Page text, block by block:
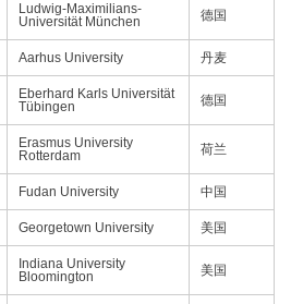
Ludwig-Maximilians-
Universität München
德国
Aarhus University 丹麦
Eberhard Karls Universität
Tübingen
德国
Erasmus University
Rotterdam
荷兰
Fudan University 中国
Georgetown University 美国
Indiana University
Bloomington
美国